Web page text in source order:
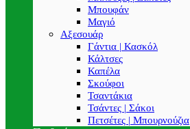
Μπουφάν
Μαγιό
Αξεσουάρ
Γάντια | Κασκόλ
Κάλτσες
Καπέλα
Σκούφοι
Τσαντάκια
Τσάντες | Σάκοι
Πετσέτες | Μπουρνούζια